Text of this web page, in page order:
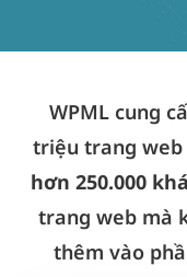
WPML cung
triệu trang web
hơn 250.000
trang web mà
thêm vào